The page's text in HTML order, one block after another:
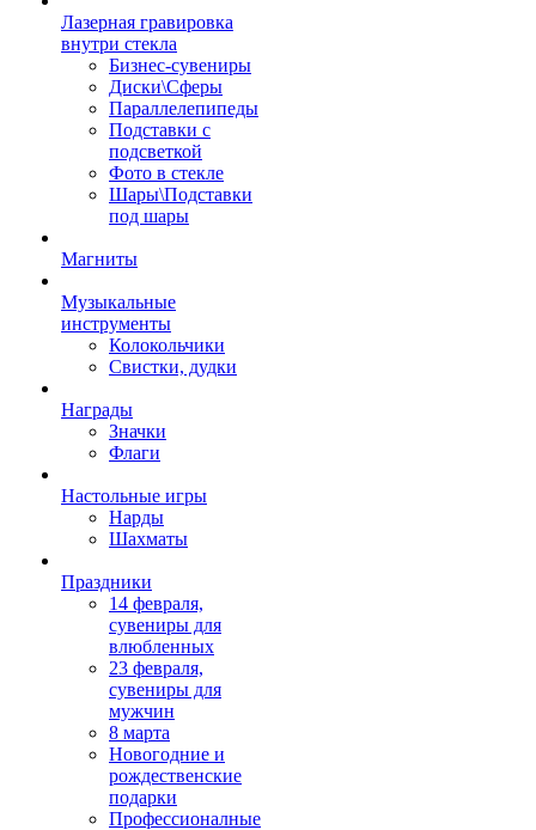
Лазерная гравировка
внутри стекла
Бизнес-сувениры
Диски\Сферы
Параллелепипеды
Подставки с
подсветкой
Фото в стекле
Шары\Подставки
под шары
Магниты
Музыкальные
инструменты
Колокольчики
Свистки, дудки
Награды
Значки
Флаги
Настольные игры
Нарды
Шахматы
Праздники
14 февраля,
сувениры для
влюбленных
23 февраля,
сувениры для
мужчин
8 марта
Новогодние и
рождественские
подарки
Профессионалные